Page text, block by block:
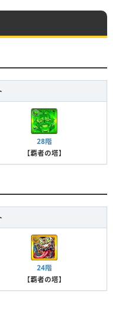
28階
【覇者の塔】
24階
【覇者の塔】